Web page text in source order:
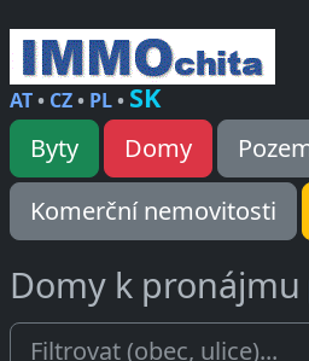
AT• CZ• PL• SK
Byty Domy
Komerční nemovitosti
Domy k pronájmu